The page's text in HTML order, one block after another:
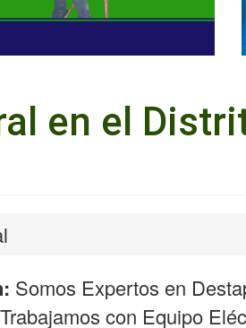
en el
Somos Expertos en
con Equipo